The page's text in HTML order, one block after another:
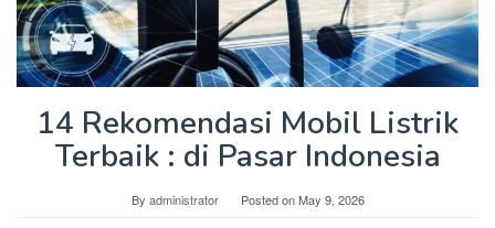
14 Rekomendasi Mobil Listrik
Terbaik : di Pasar Indonesia
By administrator Posted onMay 9, 2026